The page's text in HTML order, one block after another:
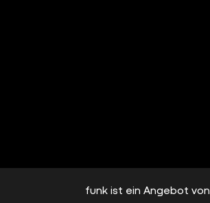
funk ist ein Angebot von